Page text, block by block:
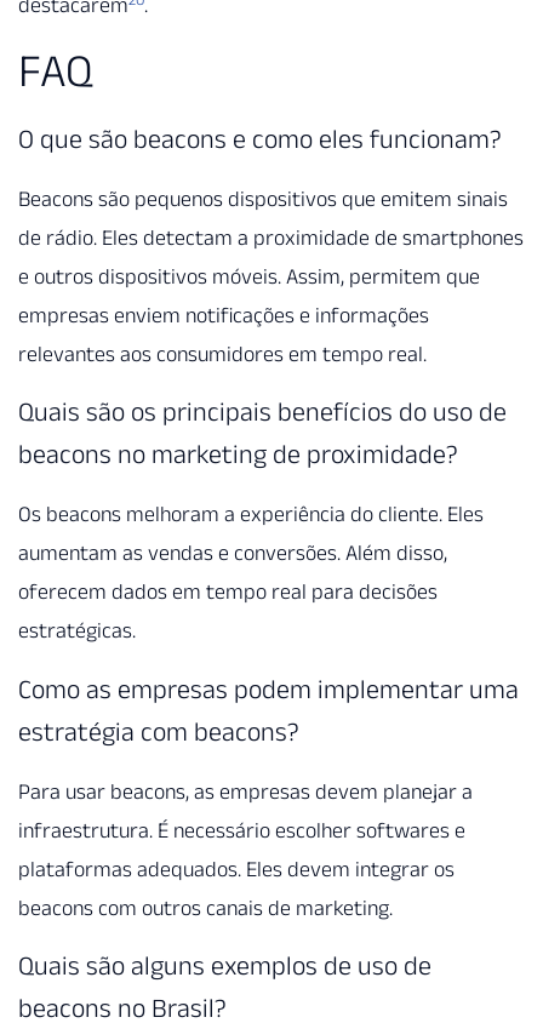
destacarem .
FAQ
O que são beacons e como eles funcionam?
Beacons são pequenos dispositivos que emitem sinais
de rádio. Eles detectam a proximidade de smartphones
e outros dispositivos móveis. Assim, permitem que
empresas enviem notificações e informações
relevantes aos consumidores em tempo real.
Quais são os principais benefícios do uso de
beacons no marketing de proximidade?
Os beacons melhoram a experiência do cliente. Eles
aumentam as vendas e conversões. Além disso,
oferecem dados em tempo real para decisões
estratégicas.
Como as empresas podem implementar uma
estratégia com beacons?
Para usar beacons, as empresas devem planejar a
infraestrutura. É necessário escolher softwares e
plataformas adequados. Eles devem integrar os
beacons com outros canais de marketing.
Quais são alguns exemplos de uso de
beacons no Brasil?